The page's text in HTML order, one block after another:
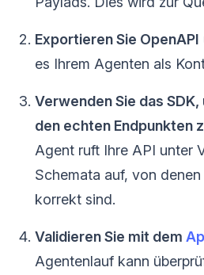
Exportieren Sie OpenAPI
es Ihrem Agenten als
Verwenden Sie das
den echten Endpunkten
Agent ruft Ihre API unter
Schemata auf, von
korrekt sind.
Validieren Sie mit dem
Agentenlauf kann